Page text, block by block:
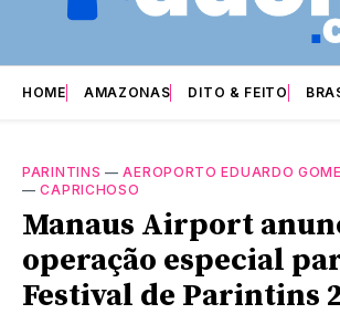
HOME AMAZONAS DITO & FEITO
PARINTINS —AEROPORTO EDUARDO
—CAPRICHOSO
Manaus Airport
operação especial
Festival de Parintins